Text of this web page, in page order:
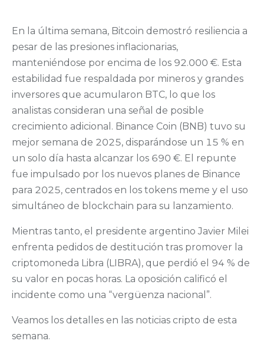
En la última semana, Bitcoin demostró resiliencia a
pesar de las presiones inflacionarias,
manteniéndose por encima de los 92.000 €. Esta
estabilidad fue respaldada por mineros y grandes
inversores que acumularon BTC, lo que los
analistas consideran una señal de posible
crecimiento adicional. Binance Coin (BNB) tuvo su
mejor semana de 2025, disparándose un 15 % en
un solo día hasta alcanzar los 690 €. El repunte
fue impulsado por los nuevos planes de Binance
para 2025, centrados en los tokens meme y el uso
simultáneo de blockchain para su lanzamiento.
Mientras tanto, el presidente argentino Javier Milei
enfrenta pedidos de destitución tras promover la
criptomoneda Libra (LIBRA), que perdió el 94 % de
su valor en pocas horas. La oposición calificó el
incidente como una “vergüenza nacional”.
Veamos los detalles en las noticias cripto de esta
semana.